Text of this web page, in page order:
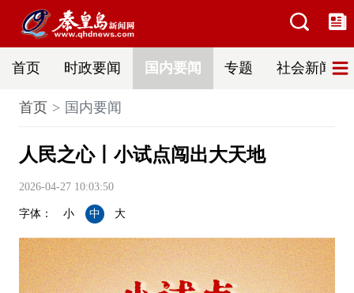
首页 时政要闻 国内要闻 专题 社会新闻
首页 国内要闻
人民之心丨小试点闯出大天地
2026-04-27 10:03:50
字体： 小 中 大